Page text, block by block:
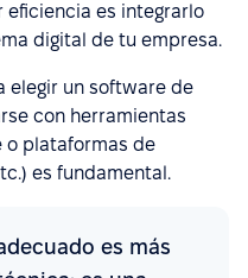
eficiencia es integrarlo
digital de tu empresa.
elegir un software de
con herramientas
o plataformas de
es fundamental.
es más